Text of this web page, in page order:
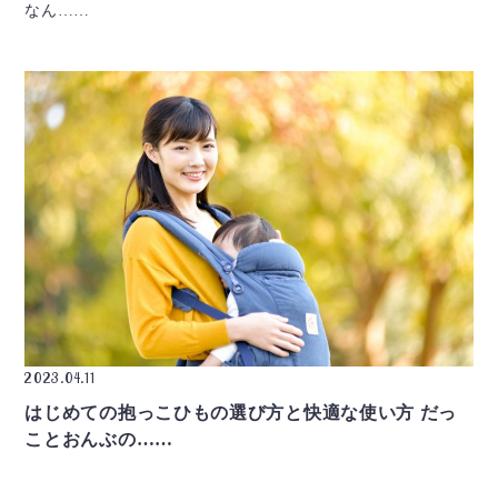
なん……
2023.04.11
はじめての抱っこひもの選び方と快適な使い方 だっ
ことおんぶの……